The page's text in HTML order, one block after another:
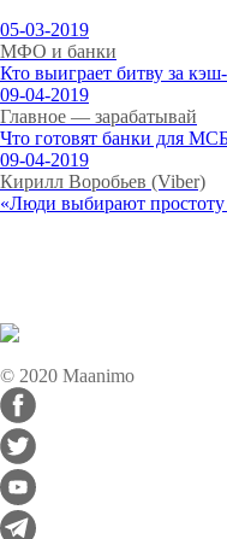
05-03-2019
МФО и банки
Кто выиграет битву за
09-04-2019
Главное — зарабатывай
Что готовят банки для
09-04-2019
Кирилл Воробьев (Viber)
«Люди выбирают
© 2020 Maanimo